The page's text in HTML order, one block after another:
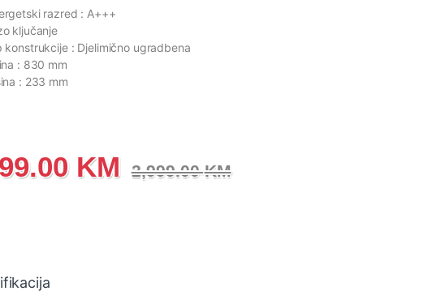
razred : A+++
ključanje
konstrukcije : Djelimično ugradbena
: 830 mm
: 233 mm
KM 2,999.00KM